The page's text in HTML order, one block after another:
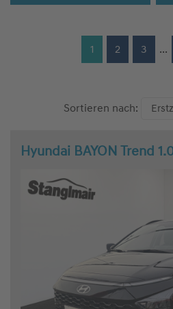
1 2 3 ...
Sortieren nach:
Hyundai BAYON Trend